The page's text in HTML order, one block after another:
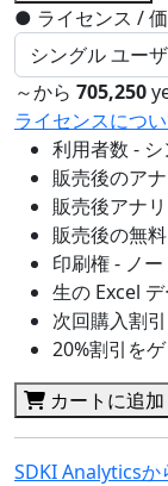
● ライセンス /
～から 705,250
ライセンスにつ
利用者数 -
販売後のア
販売後アナ
販売後の無
印刷権 - ノー
生の Excel
次回購入割
20%割引をゲ
カートに追加
SDKI Analyticsか